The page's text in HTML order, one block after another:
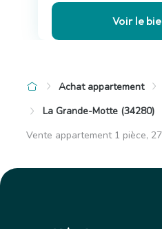
Voir le
Achat appartement
La Grande-Motte (34280)
Vente appartement 1 pièce,